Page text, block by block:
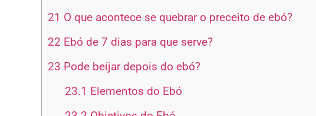
21 O que acontece se quebrar o preceito de ebó?
22 Ebó de 7 dias para que serve?
23 Pode beijar depois do ebó?
23.1 Elementos do Ebó